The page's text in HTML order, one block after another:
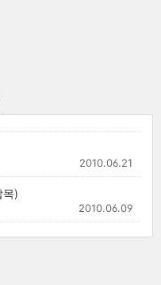
2010.06.21
목)
2010.06.09